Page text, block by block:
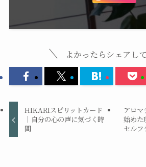
よかったらシェアし
HIKARIスピリットカード
｜自分の心の声に気づく時
間
アロマ
始めた
セルフ